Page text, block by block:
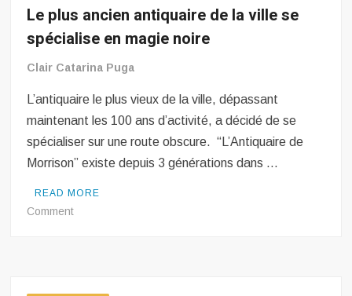
spezialisiert
auf
schwarze
Le plus ancien antiquaire de la ville se
spécialise en magie noire
Clair Catarina Puga
L’antiquaire le plus vieux de la ville, dépassant
maintenant les 100 ans d’activité, a décidé de se
spécialiser sur une route obscure. “L’Antiquaire de
Morrison” existe depuis 3 générations dans …
READ MORE
Commenton